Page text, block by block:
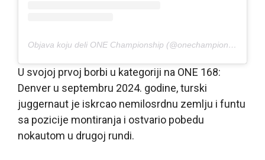
Objava koju deli ONE Championship (@onechampionship)
U svojoj prvoj borbi u kategoriji na ONE 168:
Denver u septembru 2024. godine, turski
juggernaut je iskrcao nemilosrdnu zemlju i funtu
sa pozicije montiranja i ostvario pobedu
nokautom u drugoj rundi.